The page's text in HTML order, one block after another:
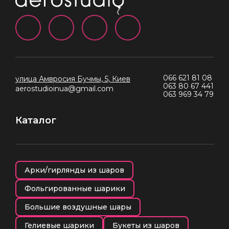
улица Амвросия Бучмы, 5, Киев
aerostudioinua@gmail.com
066 621 81 08
063 80 67 441
063 969 34 79
Каталог
Арки/гирлянды из шаров
Фольгированные шарики
Большие воздушные шары
Гелиевые шарики
Букеты из шаров